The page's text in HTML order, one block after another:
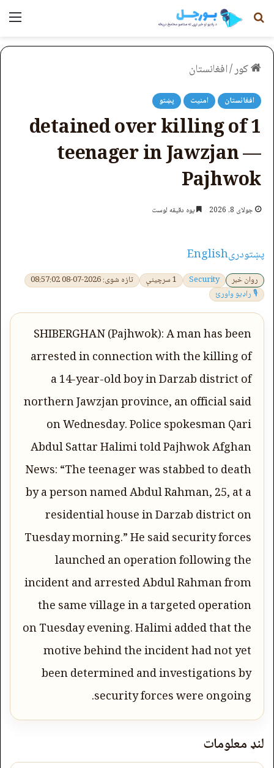
لټون
کور/افغانستان
افغانستان امنیت پښتو
1 detained over killing of
teenager in Jawzjan —
Pajhwok
جولای 8, 2026 یوه دقیقه لوست
پښتودریEnglish
روان خبر Security 1 سرچینې
تازه شوی: 2026-07-08 08:57:02
🎙 راډیو واورئ
SHIBERGHAN (Pajhwok): A man has been
arrested in connection with the killing of
a 14-year-old boy in Darzab district of
northern Jawzjan province, an official said
on Wednesday. Police spokesman Qari
Abdul Sattar Halimi told Pajhwok Afghan
News: “The teenager was stabbed to death
by a person named Abdul Rahman, 25, at a
residential house in Darzab district on
Tuesday morning.” He said security forces
launched an operation following the
incident and arrested Abdul Rahman from
the same village in a targeted operation
on Tuesday evening. Halimi added that the
motive behind the incident had not yet
been determined and investigations by
security forces were ongoing.
لنډ معلومات